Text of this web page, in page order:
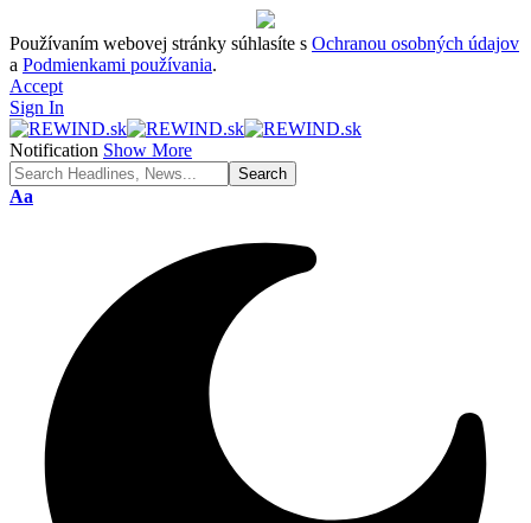
Používaním webovej stránky súhlasíte s Ochranou osobných údajov
a Podmienkami používania.
Accept
Sign In
Notification Show More
Font
Aa